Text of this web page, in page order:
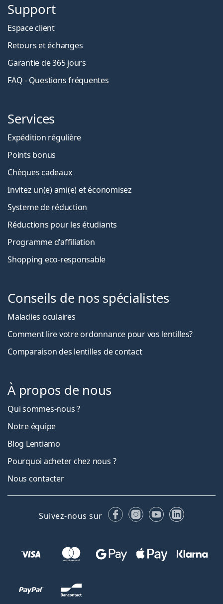
Support
Espace client
Retours et échanges
Garantie de 365 jours
FAQ - Questions fréquentes
Services
Expédition régulière
Points bonus
Chèques cadeaux
Invitez un(e) ami(e) et économisez
Systeme de réduction
Réductions pour les étudiants
Programme d'affiliation
Shopping eco-responsable
Conseils de nos spécialistes
Maladies oculaires
Comment lire votre ordonnance pour vos lentilles?
Comparaison des lentilles de contact
À propos de nous
Qui sommes-nous ?
Notre équipe
Blog Lentiamo
Pourquoi acheter chez nous ?
Nous contacter
Suivez-nous sur FacebookInstagram
YouTubeLinkedIn